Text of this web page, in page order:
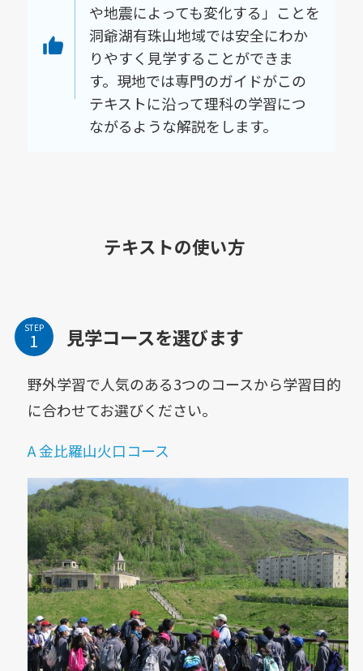
や地震によっても変化する」ことを
洞爺湖有珠山地域では安全にわか
りやすく見学することができま
す。現地では専門のガイドがこの
テキストに沿って理科の学習につ
ながるような解説をします。
テキストの使い方
STEP 見学コースを選びます
野外学習で人気のある3つのコースから学習目的
に合わせてお選びください。
A 金比羅山火口コース